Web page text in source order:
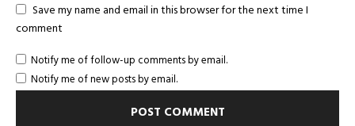
Save my name and email in this browser for the next time I
comment
Notify me of follow-up comments by email.
Notify me of new posts by email.